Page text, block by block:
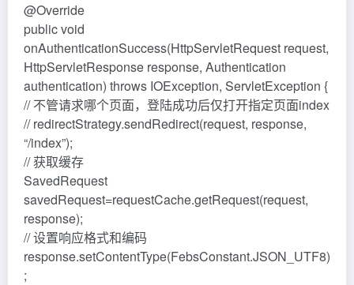
@Override
public void
onAuthenticationSuccess(HttpServletRequest request,
HttpServletResponse response, Authentication
authentication) throws IOException, ServletException {
// 不管请求哪个页面，登陆成功后仅打开指定页面index
// redirectStrategy.sendRedirect(request, response,
“/index”);
// 获取缓存
SavedRequest
savedRequest=requestCache.getRequest(request,
response);
// 设置响应格式和编码
response.setContentType(FebsConstant.JSON_UTF8)
;